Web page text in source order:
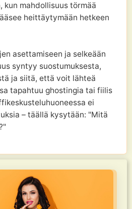
kun mahdollisuus törmää
heittäytymään hetkeen
asettamiseen ja selkeään
syntyy suostumuksesta,
ja siitä, että voit lähteä
tapahtuu ghostingia tai fiilis
ei
– täällä kysytään: "Mitä